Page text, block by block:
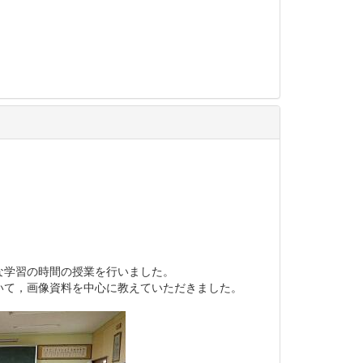
習の時間の授業を行いました。
，画像資料を中心に教えていただきました。